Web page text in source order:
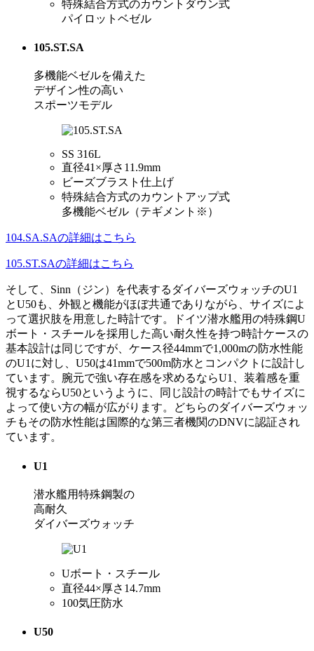
特殊結合方式のカウントダウン式
パイロットベゼル
105.ST.SA
多機能ベゼルを備えた
デザイン性の高い
スポーツモデル
SS 316L
直径41×厚さ11.9mm
ビーズブラスト仕上げ
特殊結合方式のカウントアップ式
多機能ベゼル（テギメント※）
104.SA.SAの詳細はこちら
105.ST.SAの詳細はこちら
そして、Sinn（ジン）を代表するダイバーズウォッチのU1
とU50も、外観と機能がほぼ共通でありながら、サイズによ
って選択肢を用意した時計です。ドイツ潜水艦用の特殊鋼U
ボート・スチールを採用した高い耐久性を持つ時計ケースの
基本設計は同じですが、ケース径44mmで1,000mの防水性能
のU1に対し、U50は41mmで500m防水とコンパクトに設計し
ています。腕元で強い存在感を求めるならU1、装着感を重
視するならU50というように、同じ設計の時計でもサイズに
よって使い方の幅が広がります。どちらのダイバーズウォッ
チもその防水性能は国際的な第三者機関のDNVに認証され
ています。
U1
潜水艦用特殊鋼製の
高耐久
ダイバーズウォッチ
Uボート・スチール
直径44×厚さ14.7mm
100気圧防水
U50